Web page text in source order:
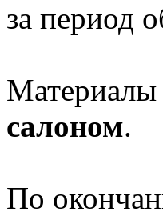
за период
Материалы
салоном.
По